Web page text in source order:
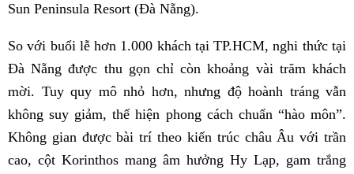
Sun Peninsula Resort (Đà Nẵng).
So với buổi lễ hơn 1.000 khách tại TP.HCM, nghi thức tại
Đà Nẵng được thu gọn chỉ còn khoảng vài trăm khách
mời. Tuy quy mô nhỏ hơn, nhưng độ hoành tráng vẫn
không suy giảm, thể hiện phong cách chuẩn “hào môn”.
Không gian được bài trí theo kiến trúc châu Âu với trần
cao, cột Korinthos mang âm hưởng Hy Lạp, gam trắng